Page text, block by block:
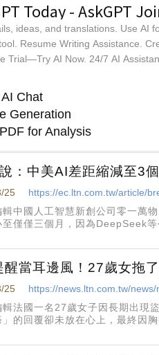
：中美AI差距縮減至3
25
https://ec.ltn.com.tw/article/
中國人工智慧新創公司零一萬
僅僅三個月，因為DeepSeek
當耳邊風！27歲女拖
25
https://news.ltn.com.tw/
法國一名27歲女子因長期出現
」的回覆卻未放在心上，最終因